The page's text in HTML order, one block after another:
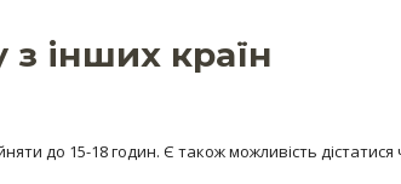
з інших країн
до 15-18 годин. Є також можливість